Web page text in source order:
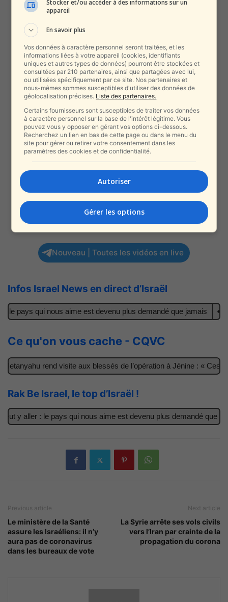
Nouveau | Toutes les vidéos en live
Infos Israel News en direct d’Israël
pays qui nous aime est devenu plus demandé que jamais Il
Ce qu'on vous cache - CQVC
rend visite aux blessés de l’opération à Jénine : « Ces
Rak Be Israel, le top d’Israël !
y aller : le pays qui nous aime est devenu plus demandé que
Previous article
Le ministère de la Santé
assure les Israéliens: il n’y
aura pas de coronavirus
dans les bureaux de vote
Next article
La Syrie arrête ses vols civils
vers l’Iran par crainte de la
propagation du corona
Stocker et/ou accéder à des informations sur un
appareil
En savoir plus
Vos données à caractère personnel seront traitées, et les
informations liées à votre appareil (cookies, identifiants
uniques et autres types de données) pourront être stockées et
consultées par 210 partenaires, ainsi que partagées avec lui,
ou utilisées spécifiquement par ce site. Nos partenaires et
nous-mêmes sommes susceptibles d'utiliser des données de
géolocalisation précises. Liste des partenaires.
Certains fournisseurs sont susceptibles de traiter vos données
à caractère personnel sur la base de l'intérêt légitime. Vous
pouvez vous y opposer en gérant vos options ci-dessous.
Recherchez un lien en bas de cette page ou dans le menu du
site pour gérer ou retirer votre consentement dans les
paramètres des cookies et de confidentialité.
Autoriser
Gérer les options